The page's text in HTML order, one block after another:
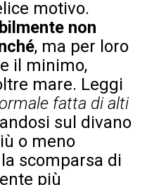
motivo.
non
, ma per loro
il minimo,
mare. Leggi
fatta di alti
sul divano
o meno
scomparsa di
più